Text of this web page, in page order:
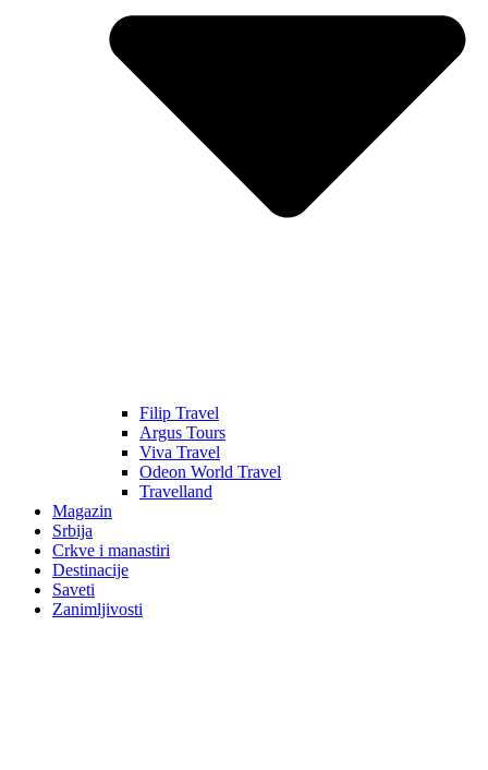
Filip Travel
Argus Tours
Viva Travel
Odeon World Travel
Travelland
Magazin
Srbija
Crkve i manastiri
Destinacije
Saveti
Zanimljivosti